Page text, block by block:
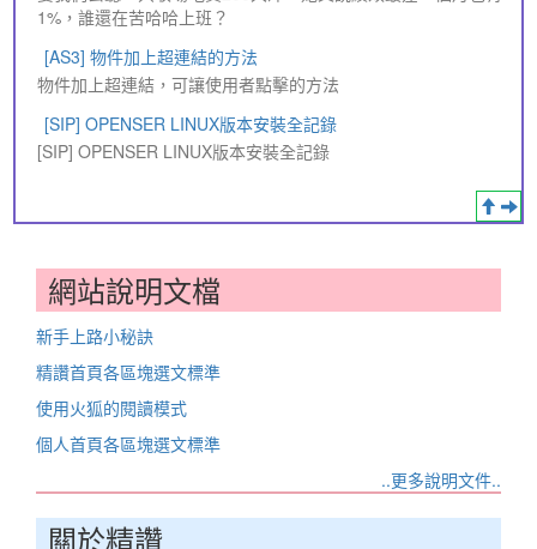
1%，誰還在苦哈哈上班？
[AS3] 物件加上超連結的方法
物件加上超連結，可讓使用者點擊的方法
[SIP] OPENSER LINUX版本安裝全記錄
[SIP] OPENSER LINUX版本安裝全記錄
網站說明文檔
新手上路小秘訣
精讚首頁各區塊選文標準
使用火狐的閱讀模式
個人首頁各區塊選文標準
..更多說明文件..
關於精讚